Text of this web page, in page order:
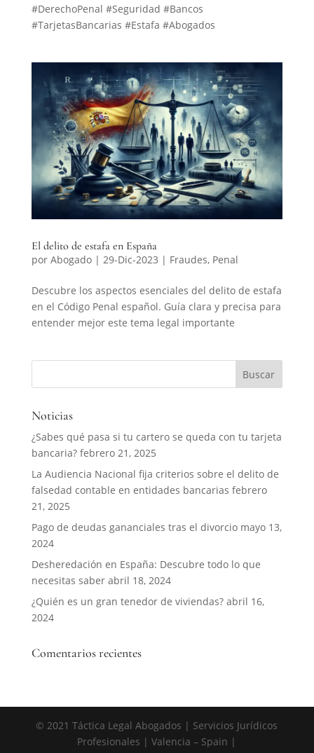
#DerechoPenal #Seguridad #Bancos
#TarjetasBancarias #Estafa #Abogados
El delito de estafa en España
por Abogado| 29-Dic-2023 | Fraudes, Penal
Descubre los aspectos esenciales del delito de estafa
en el Código Penal español. Guía clara y precisa para
entender mejor este tema legal importante
Noticias
¿Sabes qué pasa si tu cartero se queda con tu tarjeta
bancaria? febrero 21, 2025
La Audiencia Nacional fija criterios sobre el delito de
falsedad contable en entidades bancarias febrero
21, 2025
Pago de deudas gananciales tras el divorcio mayo 13,
2024
Desheredación en España: Descubre todo lo que
necesitas saber abril 18, 2024
¿Quién es un gran tenedor de viviendas? abril 16,
2024
Comentarios recientes
© 2021 Táctica Legal Abogados | Servicios Jurídicos
Profesionales | Valencia – Spain |